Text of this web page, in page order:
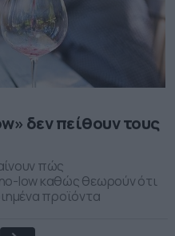
δεν πείθουν τους
πώς
low καθώς θεωρούν ότι
προϊόντα